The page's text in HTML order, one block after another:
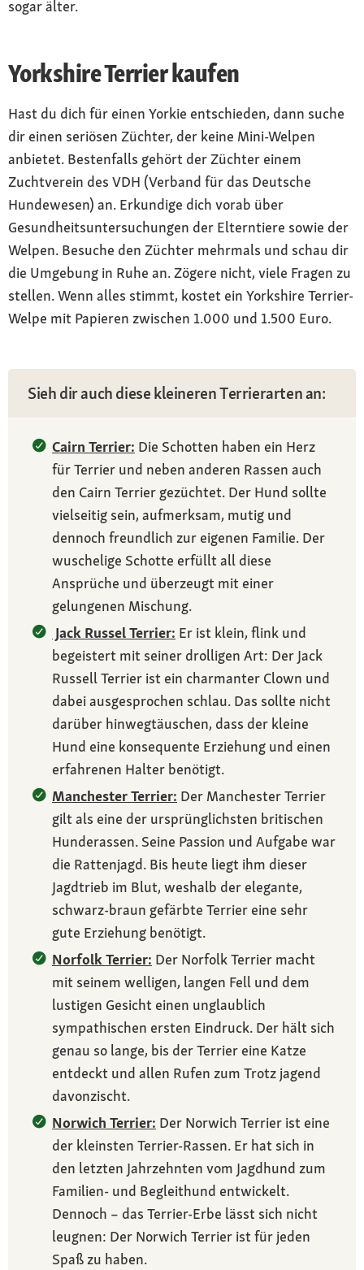
sogar älter.
Yorkshire Terrier kaufen
Hast du dich für einen Yorkie entschieden, dann suche
dir einen seriösen Züchter, der keine Mini-Welpen
anbietet. Bestenfalls gehört der Züchter einem
Zuchtverein des VDH (Verband für das Deutsche
Hundewesen) an. Erkundige dich vorab über
Gesundheitsuntersuchungen der Elterntiere sowie der
Welpen. Besuche den Züchter mehrmals und schau dir
die Umgebung in Ruhe an. Zögere nicht, viele Fragen zu
stellen. Wenn alles stimmt, kostet ein Yorkshire Terrier-
Welpe mit Papieren zwischen 1.000 und 1.500 Euro.
Sieh dir auch diese kleineren Terrierarten an:
Cairn Terrier: Die Schotten haben ein Herz
für Terrier und neben anderen Rassen auch
den Cairn Terrier gezüchtet. Der Hund sollte
vielseitig sein, aufmerksam, mutig und
dennoch freundlich zur eigenen Familie. Der
wuschelige Schotte erfüllt all diese
Ansprüche und überzeugt mit einer
gelungenen Mischung.
Jack Russel Terrier: Er ist klein, flink und
begeistert mit seiner drolligen Art: Der Jack
Russell Terrier ist ein charmanter Clown und
dabei ausgesprochen schlau. Das sollte nicht
darüber hinwegtäuschen, dass der kleine
Hund eine konsequente Erziehung und einen
erfahrenen Halter benötigt.
Manchester Terrier: Der Manchester Terrier
gilt als eine der ursprünglichsten britischen
Hunderassen. Seine Passion und Aufgabe war
die Rattenjagd. Bis heute liegt ihm dieser
Jagdtrieb im Blut, weshalb der elegante,
schwarz-braun gefärbte Terrier eine sehr
gute Erziehung benötigt.
Norfolk Terrier: Der Norfolk Terrier macht
mit seinem welligen, langen Fell und dem
lustigen Gesicht einen unglaublich
sympathischen ersten Eindruck. Der hält sich
genau so lange, bis der Terrier eine Katze
entdeckt und allen Rufen zum Trotz jagend
davonzischt.
Norwich Terrier: Der Norwich Terrier ist eine
der kleinsten Terrier-Rassen. Er hat sich in
den letzten Jahrzehnten vom Jagdhund zum
Familien- und Begleithund entwickelt.
Dennoch – das Terrier-Erbe lässt sich nicht
leugnen: Der Norwich Terrier ist für jeden
Spaß zu haben.